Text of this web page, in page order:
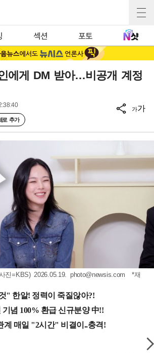
섹션 포토
에게 DM 받아…비공개 계정
로 추가
가가
진=KBS) 2026.05.19. photo@newsis.com *재